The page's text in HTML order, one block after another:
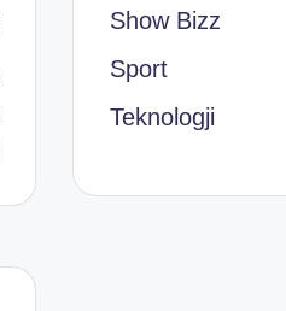
Show Bizz
Sport
Teknologji